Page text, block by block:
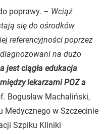
poprawy. – Wciąż
się do ośrodków
referencyjności poprzez
na dużo
jest ciągła edukacja
lekarzami POZ a
Bogusław Machaliński,
Medycznego w Szczecinie
Szpiku Kliniki